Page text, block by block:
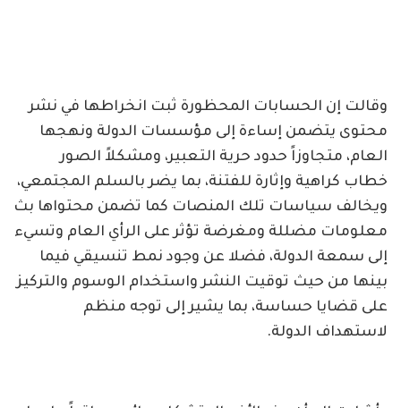
وقالت إن الحسابات المحظورة ثبت انخراطها في نشر
محتوى يتضمن إساءة إلى مؤسسات الدولة ونهجها
العام، متجاوزاً حدود حرية التعبير، ومشكلاً الصور
خطاب كراهية وإثارة للفتنة، بما يضر بالسلم المجتمعي،
ويخالف سياسات تلك المنصات كما تضمن محتواها بث
معلومات مضللة ومغرضة تؤثر على الرأي العام وتسيء
إلى سمعة الدولة، فضلا عن وجود نمط تنسيقي فيما
بينها من حيث توقيت النشر واستخدام الوسوم والتركيز
على قضايا حساسة، بما يشير إلى توجه منظم
لاستهداف الدولة.